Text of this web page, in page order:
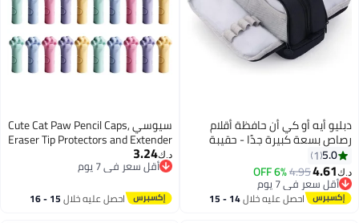
دبليو أيه أو كي أن حافظة أقلام
رصاص بسعة كبيرة جدًا - حقيبة
تنظيم متعددة الفتحات بأربعة
أقسام للمدرسة والمكتب - حامل
أدوات مكتبية أنيق مع إغلاق بسحاب
- تتسع لأكثر من 100 قلم وعلامة
وتمييز - حقيبة أقلام رصاص من
5.0
1
د.ك‏4.61
4.95
6% OFF
أقل سعر في 7 يوم
أقل سعر في 7 يوماحصل عليه خلال 14 - 15
سيوسي Cute Cat Paw Pencil Caps,
Eraser Tip Protectors and Extender
Holders, Adorable Pencil Toppers
for School, Office, and Study
Accessories (Mix Colors, 30-Piece)
د.ك‏3.24
أقل سعر في 7 يوم
أقل سعر في 7 يوم
احصل عليه خلال 15 - 16